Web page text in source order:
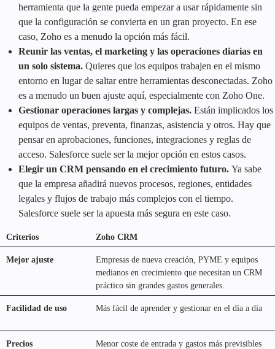
herramienta que la gente pueda empezar a usar rápidamente sin
que la configuración se convierta en un gran proyecto. En ese
caso, Zoho es a menudo la opción más fácil.
Reunir las ventas, el marketing y las operaciones diarias en
un solo sistema. Quieres que los equipos trabajen en el mismo
entorno en lugar de saltar entre herramientas desconectadas. Zoho
es a menudo un buen ajuste aquí, especialmente con Zoho One.
Gestionar operaciones largas y complejas. Están implicados los
equipos de ventas, preventa, finanzas, asistencia y otros. Hay que
pensar en aprobaciones, funciones, integraciones y reglas de
acceso. Salesforce suele ser la mejor opción en estos casos.
Elegir un CRM pensando en el crecimiento futuro. Ya sabe
que la empresa añadirá nuevos procesos, regiones, entidades
legales y flujos de trabajo más complejos con el tiempo.
Salesforce suele ser la apuesta más segura en este caso.
Criterios Zoho CRM
Mejor ajuste
Empresas de nueva creación, PYME y equipos
medianos en crecimiento que necesitan un CRM
práctico sin grandes gastos generales.
Facilidad de uso Más fácil de aprender y gestionar en el día a día
Precios Menor coste de entrada y gastos más previsibles